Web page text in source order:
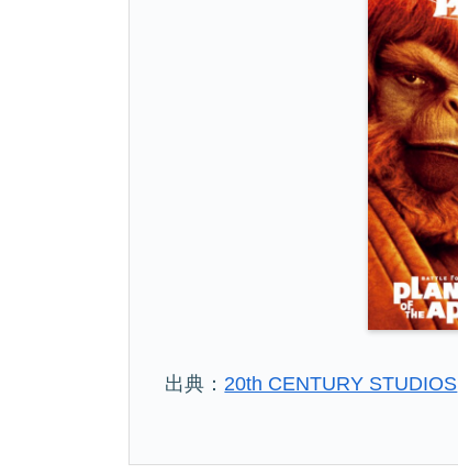
出典： 20th CENTURY STUDIOS